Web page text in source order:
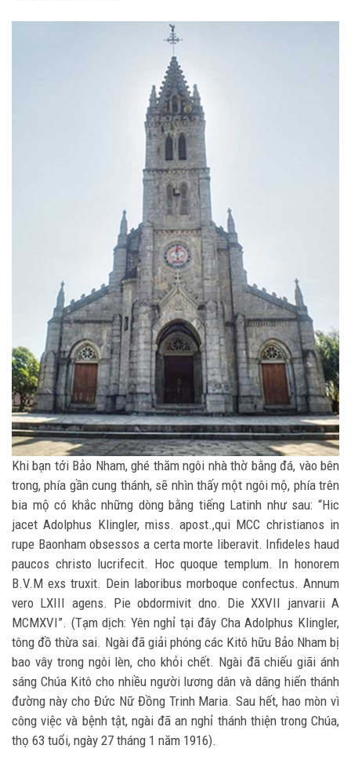
Khi bạn tới Bảo Nham, ghé thăm ngôi nhà thờ bằng đá, vào bên
trong, phía gần cung thánh, sẽ nhìn thấy một ngôi mộ, phía trên
bia mộ có khắc những dòng bằng tiếng Latinh như sau: “Hic
jacet Adolphus Klingler, miss. apost.,qui MCC christianos in
rupe Baonham obsessos a certa morte liberavit. Infideles haud
paucos christo lucrifecit. Hoc quoque templum. In honorem
B.V.M exs truxit. Dein laboribus morboque confectus. Annum
vero LXIII agens. Pie obdormivit dno. Die XXVII janvarii A
MCMXVI”. (Tạm dịch: Yên nghỉ tại đây Cha Adolphus Klingler,
tông đồ thừa sai. Ngài đã giải phóng các Kitô hữu Bảo Nham bị
bao vây trong ngôi lèn, cho khỏi chết. Ngài đã chiếu giãi ánh
sáng Chúa Kitô cho nhiều người lương dân và dâng hiến thánh
đường này cho Đức Nữ Đồng Trinh Maria. Sau hết, hao mòn vì
công việc và bệnh tật, ngài đã an nghỉ thánh thiện trong Chúa,
thọ 63 tuổi, ngày 27 tháng 1 năm 1916).